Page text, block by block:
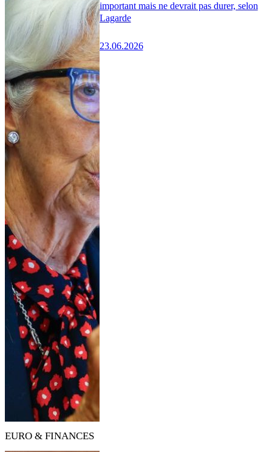
important mais ne devrait pas durer, selon
Lagarde
23.06.2026
EURO & FINANCES